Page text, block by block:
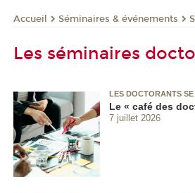
Accueil Séminaires & événements
Les séminaires
LES DOCTORANTS
Le « café des
7 juillet 2026